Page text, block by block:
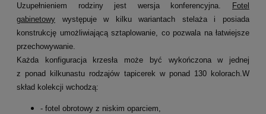
Uzupełnieniem rodziny jest wersja konferencyjna.
Fotel
gabinetowy występuje w kilku wariantach stelaża i posiada
konstrukcję umożliwiającą sztaplowanie, co pozwala na łatwiejsze
przechowywanie.
Każda konfiguracja krzesła może być wykończona w jednej
z ponad kilkunastu rodzajów tapicerek w ponad 130 kolorach.W
skład kolekcji wchodzą:
- fotel obrotowy z niskim oparciem,